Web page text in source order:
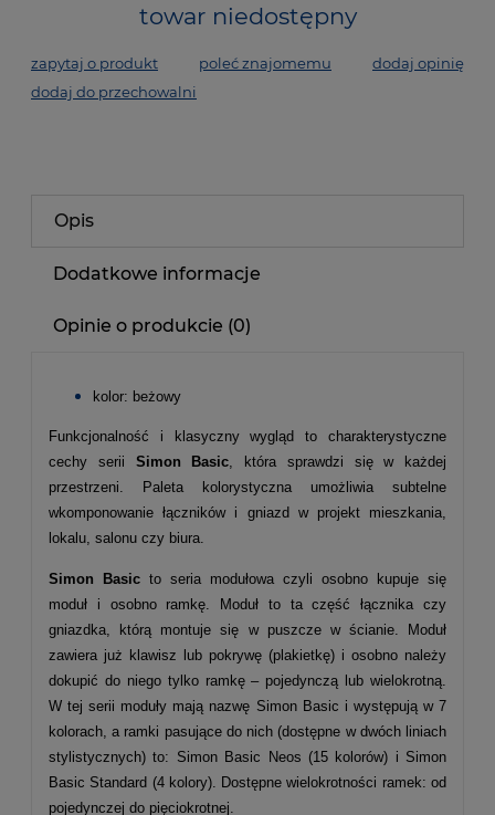
towar niedostępny
zapytaj o produkt poleć znajomemu
dodaj opinię
dodaj do przechowalni
Opis
Dodatkowe informacje
Opinie o produkcie (0)
kolor: beżowy
Funkcjonalność i klasyczny wygląd to charakterystyczne
cechy serii Simon Basic , która sprawdzi się w każdej
przestrzeni. Paleta kolorystyczna umożliwia subtelne
wkomponowanie łączników i gniazd w projekt mieszkania,
lokalu, salonu czy biura.
Simon Basic to seria modułowa czyli osobno kupuje się
moduł i osobno ramkę. Moduł to ta część łącznika czy
gniazdka, którą montuje się w puszcze w ścianie. Moduł
zawiera już klawisz lub pokrywę (plakietkę) i osobno należy
dokupić do niego tylko ramkę – pojedynczą lub wielokrotną.
W tej serii moduły mają nazwę Simon Basic i występują w 7
kolorach, a ramki pasujące do nich (dostępne w dwóch liniach
stylistycznych) to: Simon Basic Neos (15 kolorów) i Simon
Basic Standard (4 kolory). Dostępne wielokrotności ramek: od
pojedynczej do pięciokrotnej.